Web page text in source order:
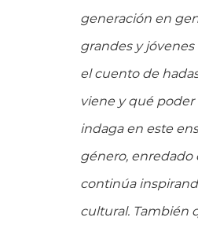
generación en
grandes y
el cuento de
viene y qué poder
indaga en este
género, enredado
continúa
cultural. También